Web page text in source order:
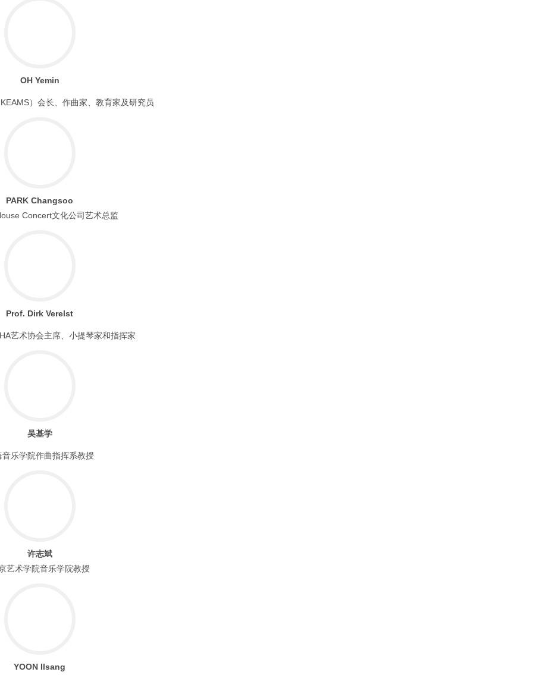
OH Yemin
）会长、作曲家、教育家及研究员
PARK Changsoo
Concert文化公司艺术总监
Prof. Dirk Verelst
艺术协会主席、小提琴家和指挥家
吴基学
音乐学院作曲指挥系教授
许志斌
艺术学院音乐学院教授
YOON Ilsang